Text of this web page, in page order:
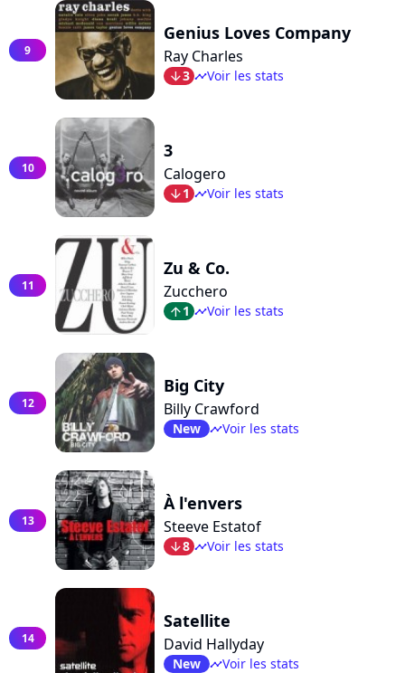
9
Genius Loves Company
Ray Charles
arrow_bot3 timelineVoir les stats
10
3
Calogero
arrow_bot1 timelineVoir les stats
11
Zu & Co.
Zucchero
arrow_top1 timelineVoir les stats
12
Big City
Billy Crawford
New timelineVoir les stats
13
À l'envers
Steeve Estatof
arrow_bot8 timelineVoir les stats
14
Satellite
David Hallyday
New timelineVoir les stats